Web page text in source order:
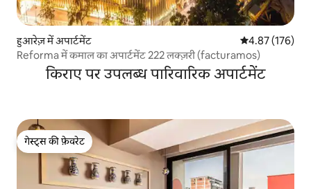
हुआरेज़ में अपार्टमेंट औसत रेटिंग 5 में से
4.87 (176)
Reforma में कमाल का अपार्टमेंट 222 लक्ज़री (facturamos)
किराए पर उपलब्ध पारिवारिक अपार्टमेंट
गेस्ट्स की फ़ेवरेट
गेस्ट्स की फ़ेवरेट